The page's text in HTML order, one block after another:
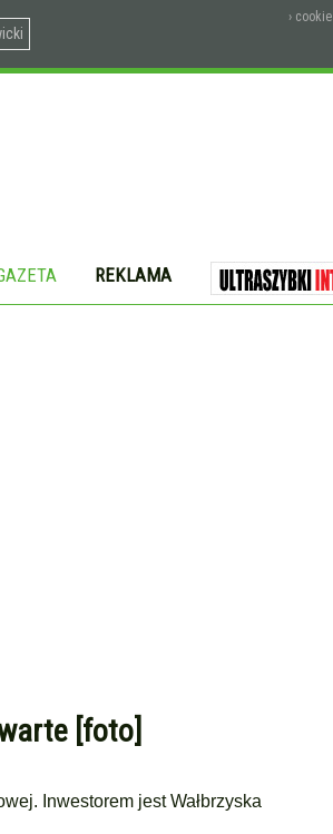
› cookie
REKLAMA
[foto]
Inwestorem jest Wałbrzyska